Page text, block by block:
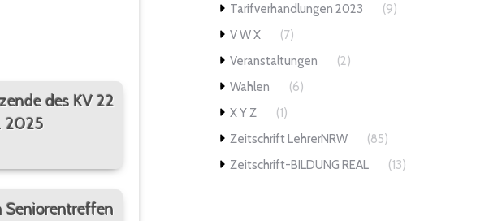
des KV 22
2025
Seniorentreffen
Tarifverhandlungen 2023
(9)
V W X
(7)
Veranstaltungen
(2)
Wahlen
(6)
X Y Z
(1)
Zeitschrift LehrerNRW
(85)
Zeitschrift-BILDUNG REAL
(13)